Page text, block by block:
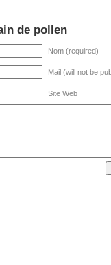
de pollen
Nom (required)
Mail (will not be
Site Web